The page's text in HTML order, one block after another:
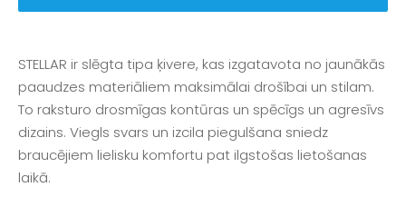
STELLAR ir slēgta tipa ķivere, kas izgatavota no jaunākās
paaudzes materiāliem maksimālai drošībai un stilam.
To raksturo drosmīgas kontūras un spēcīgs un agresīvs
dizains. Viegls svars un izcila piegulšana sniedz
braucējiem lielisku komfortu pat ilgstošas lietošanas
laikā.